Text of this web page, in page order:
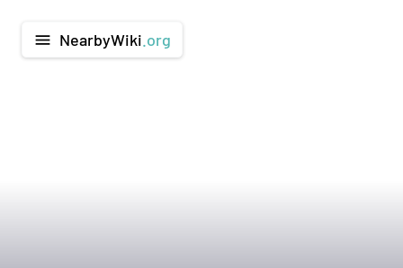
menu NearbyWiki .org